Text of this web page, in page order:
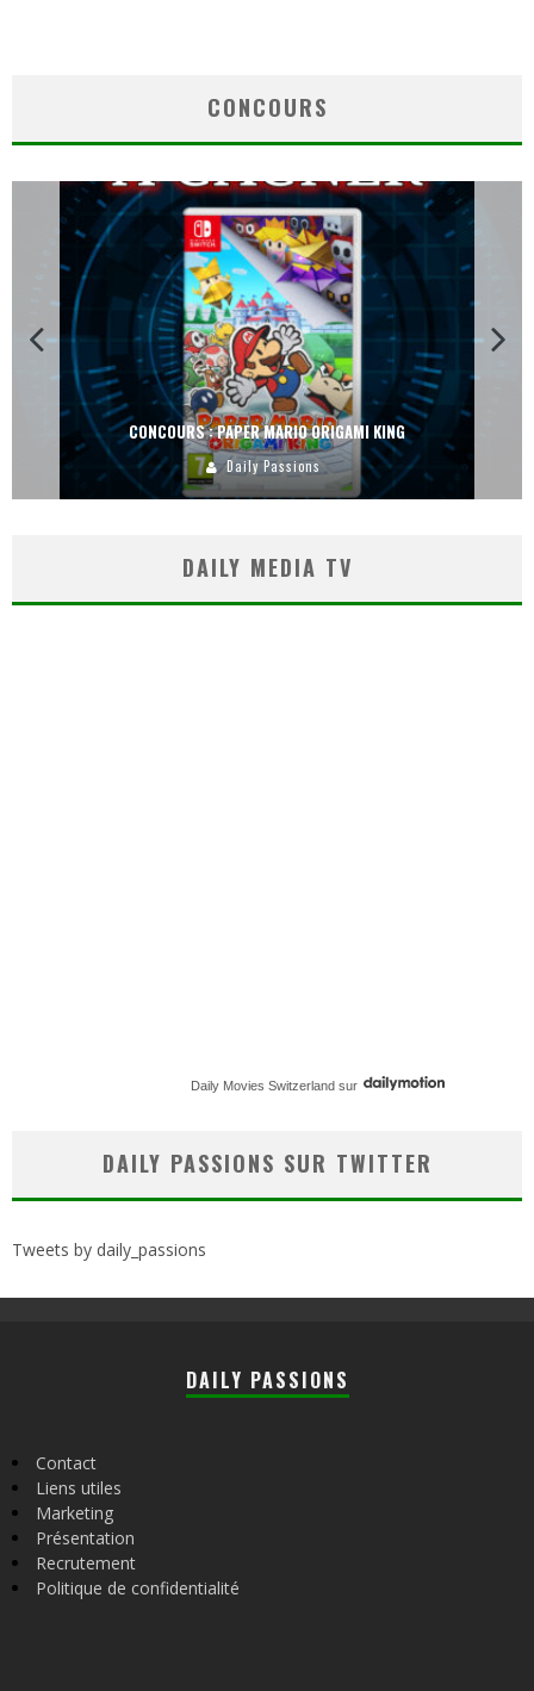
CONCOURS
CONCOURS : PAPER MARIO ORIGAMI KING
Daily Passions
DAILY MEDIA TV
Daily Movies Switzerland sur
DAILY PASSIONS SUR TWITTER
Tweets by daily_passions
DAILY PASSIONS
Contact
Liens utiles
Marketing
Présentation
Recrutement
Politique de confidentialité